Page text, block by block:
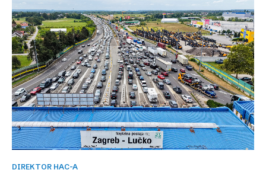
DIREKTOR HAC-A